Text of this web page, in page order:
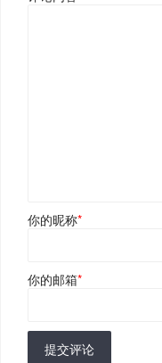
你的昵称*
你的邮箱*
提交评论